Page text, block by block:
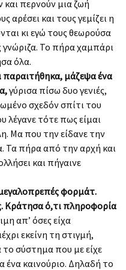
και περνούν μια ζωή
αρέσει και τους γεμίζει η
κι εγώ τους θεωρούσα
γνώριζα. Το πήρα χαμπάρι
όλα.
παραιτήθηκα, μάζεψα ένα
γύρισα πίσω δυο γενιές,
σχεδόν σπίτι του
τότε πως είμαι
Μα που την είδανε την
Τα πήρα από την αρχή και
και πήγαινε
φορμάτ.
Κράτησα ό,τι πληροφορία
απ’ όσες είχα
εκείνη τη στιγμή,
σύστημα που με είχε
ένα καινούριο. Δηλαδή το